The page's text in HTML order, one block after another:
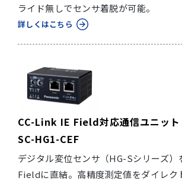
ライド無しでセンサ着脱が可能。
詳しくはこちら
CC-Link IE Field対応通信ユニット
SC-HG1-CEF
デジタル変位センサ（HG-Sシリーズ）
Fieldに直結。高精度測定値をダイレク